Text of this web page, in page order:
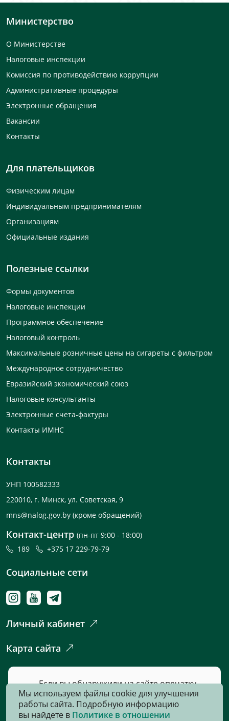
Министерство
О Министерстве
Налоговые инспекции
Комиссия по противодействию коррупции
Административные процедуры
Электронные обращения
Вакансии
Контакты
Для плательщиков
Физическим лицам
Индивидуальным предпринимателям
Организациям
Официальные издания
Полезные ссылки
Формы документов
Налоговые инспекции
Программное обеспечение
Налоговый контроль
Максимальные розничные цены на сигареты с фильтром
Международное сотрудничество
Евразийский экономический союз
Налоговые консультанты
Электронные счета-фактуры
Контакты ИМНС
Контакты
УНП 100582333
220010, г. Минск, ул. Советская, 9
mns@nalog.gov.by (кроме обращений)
Контакт-центр (пн-пт 9:00 - 18:00)
189
+375 17 229-79-79
Социальные сети
Личный кабинет
Карта сайта
Если вы обнаружили на сайте опечатку
или неточность, пожалуйста, нажмите
сюдаи сообщите нам об этом.
Мы используем файлы cookie для улучшения
работы сайта. Подробную информацию
вы найдете в Политике в отношении